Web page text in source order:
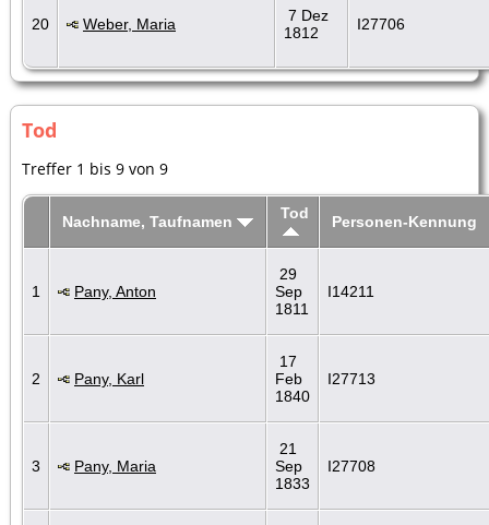
20 Weber, Maria
7 Dez
1812
I27706
Tod
Treffer 1 bis 9 von 9
Nachname, Taufnamen Tod Personen-Kennung
1 Pany, Anton
29
Sep
1811
I14211
2 Pany, Karl
17
Feb
1840
I27713
3 Pany, Maria
21
Sep
1833
I27708